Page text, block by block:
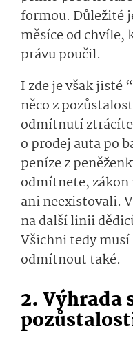
formou. Důležité
měsíce od chvíle,
právu poučil.
I zde je však jisté
něco z
odmítnutí
o prodej auta po
peníze z
odmítnete, zákon
ani neexistovali.
na další linii
Všichni tedy
odmítnout také.
2. Výhrada